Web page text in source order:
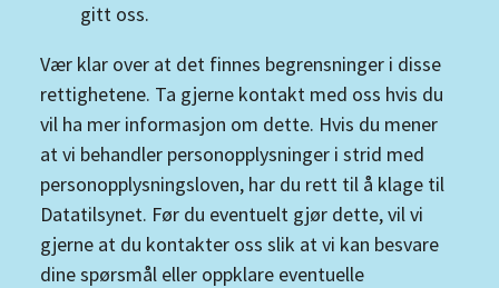
gitt oss.
Vær klar over at det finnes begrensninger i disse
rettighetene. Ta gjerne kontakt med oss hvis du
vil ha mer informasjon om dette. Hvis du mener
at vi behandler personopplysninger i strid med
personopplysningsloven, har du rett til å klage til
Datatilsynet. Før du eventuelt gjør dette, vil vi
gjerne at du kontakter oss slik at vi kan besvare
dine spørsmål eller oppklare eventuelle